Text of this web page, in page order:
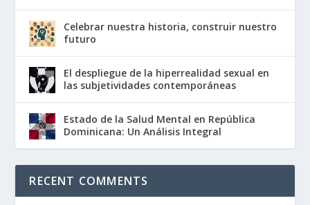
Celebrar nuestra historia, construir nuestro
futuro
El despliegue de la hiperrealidad sexual en
las subjetividades contemporáneas
Estado de la Salud Mental en República
Dominicana: Un Análisis Integral
RECENT COMMENTS